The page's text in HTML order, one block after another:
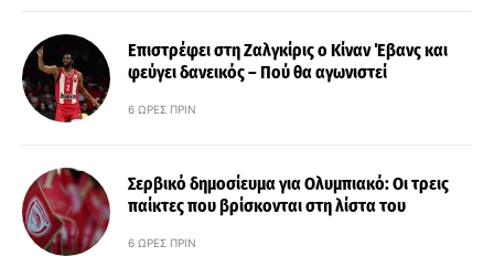
Επιστρέφει στη Ζαλγκίρις ο Κίναν Έβανς και
φεύγει δανεικός – Πού θα αγωνιστεί
6 ΏΡΕΣ ΠΡΙΝ
Σερβικό δημοσίευμα για Ολυμπιακό: Οι τρεις
παίκτες που βρίσκονται στη λίστα του
6 ΏΡΕΣ ΠΡΙΝ